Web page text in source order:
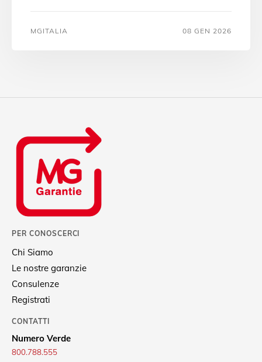
MGITALIA 08 GEN 2026
PER CONOSCERCI
Chi Siamo
Le nostre garanzie
Consulenze
Registrati
CONTATTI
Numero Verde
800.788.555